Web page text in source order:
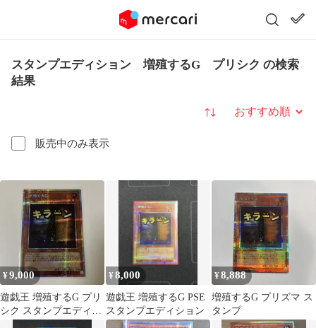
スタンプエディション 増殖するG プリシク の検索
結果
販売中のみ表示
並び替え
¥9,000
遊戯王 増殖するG プリ
シク スタンプエディシ
¥8,000
遊戯王 増殖するG PSE
スタンプエディション
¥8,888
増殖するG プリズマ ス
タンプ